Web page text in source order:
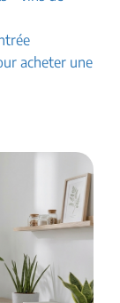
acheter une